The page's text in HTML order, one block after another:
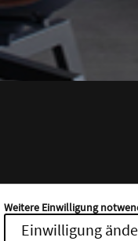
Weitere Einwilligung
Einwilligung